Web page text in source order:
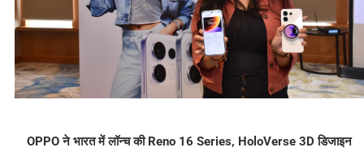
OPPO ने भारत में लॉन्च की Reno 16 Series, HoloVerse 3D डिजाइन